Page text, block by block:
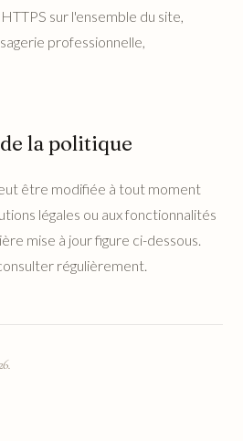
sur l'ensemble du site,
professionnelle,
la politique
être modifiée à tout moment
légales ou aux fonctionnalités
mise à jour figure ci-dessous.
régulièrement.